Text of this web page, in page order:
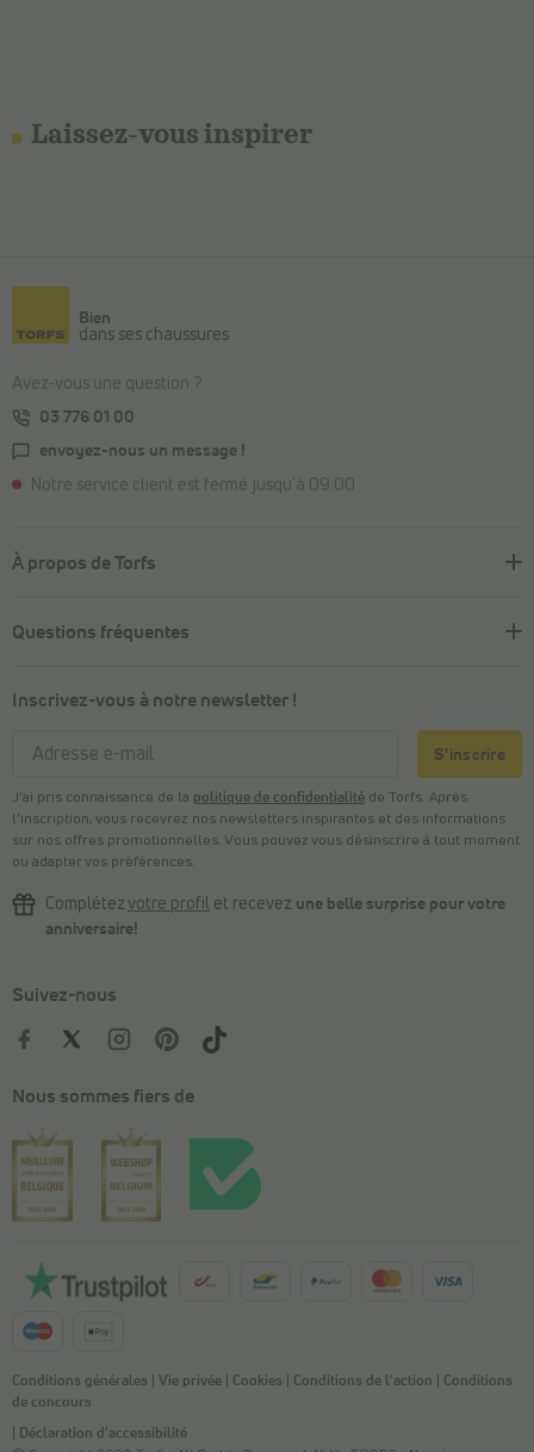
Laissez-vous inspirer
Bien
dans ses chaussures
Avez-vous une question ?
03 776 01 00
envoyez-nous un message !
Notre service client est fermé jusqu'à 09:00
À propos de Torfs
Questions fréquentes
Inscrivez-vous à notre newsletter !
S'inscrire
J’ai pris connaissance de la politique de confidentialité de Torfs. Après
l’inscription, vous recevrez nos newsletters inspirantes et des informations
sur nos offres promotionnelles. Vous pouvez vous désinscrire à tout moment
ou adapter vos préférences.
Complétez votre profil et recevez une belle surprise pour votre
anniversaire!
Suivez-nous
Nous sommes fiers de
Conditions générales Vie privée Cookies Conditions de l'action
Conditions
de concours
Déclaration d'accessibilité